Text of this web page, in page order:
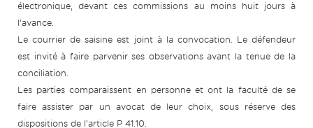
électronique, devant ces commissions au moins huit jours à
l’avance.
Le courrier de saisine est joint à la convocation. Le défendeur
est invité à faire parvenir ses observations avant la tenue de la
conciliation.
Les parties comparaissent en personne et ont la faculté de se
faire assister par un avocat de leur choix, sous réserve des
dispositions de l’article P 41.10.